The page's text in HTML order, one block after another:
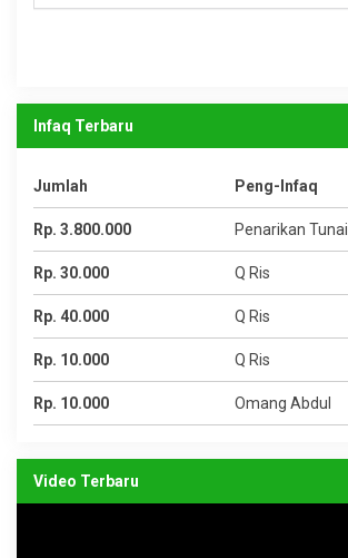
Infaq Terbaru
Jumlah Peng-Infaq
Rp. 3.800.000 Penarikan Tunai
Rp. 30.000 Q Ris
Rp. 40.000 Q Ris
Rp. 10.000 Q Ris
Rp. 10.000 Omang Abdul
Video Terbaru